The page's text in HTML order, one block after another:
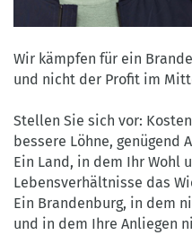
Privat
Wir kämpfen für ein
und nicht der Profit im
Stellen Sie sich vor:
bessere Löhne, genügend
Ein Land, in dem Ihr Wohl
Lebensverhältnisse das
Ein Brandenburg, in dem
und in dem Ihre Anliegen